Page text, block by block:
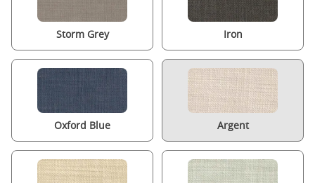
Storm Grey Iron
Oxford Blue Argent